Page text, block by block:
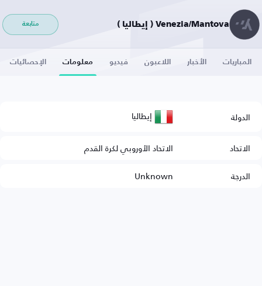
Venezia/Mantova ( إيطاليا ) متابعة
المباريات الأخبار اللاعبون فيديو معلومات الإحصائيات
الدولة إيطاليا
الاتحاد
الاتحاد الأوروبي لكرة القدم
الدرجة
Unknown